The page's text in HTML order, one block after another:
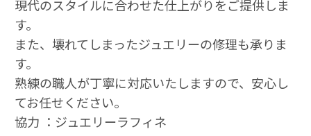
現代のスタイルに合わせた仕上がりをご提供しま
す。
また、壊れてしまったジュエリーの修理も承りま
す。
熟練の職人が丁寧に対応いたしますので、安心し
てお任せください。
協力 ：ジュエリーラフィネ